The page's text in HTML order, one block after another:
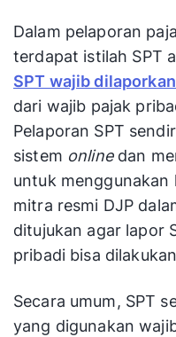
Dalam pelaporan
terdapat istilah SPT
SPT wajib
dari wajib pajak
Pelaporan SPT
sistem onlinedan
untuk menggunakan
mitra resmi DJP
ditujukan agar lapor
pribadi bisa
Secara umum, SPT
yang digunakan